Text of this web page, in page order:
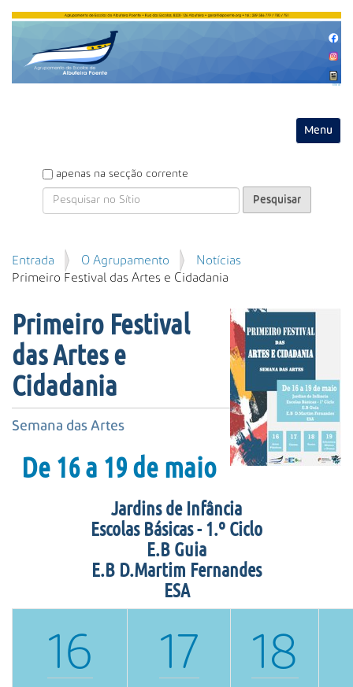
Toggle
P
e
i
s
apenas na secção corrente
P
e
u
s
a
A
v
a
Entrada O Agrupamento
Notícias
Primeiro Festival das Artes e Cidadania
Primeiro Festival
das Artes e
Cidadania
Semana das Artes
De 16 a 19 de maio
Jardins de Infância
Escolas Básicas - 1.º Ciclo
E.B Guia
E.B D.Martim Fernandes
ESA
16 17 18